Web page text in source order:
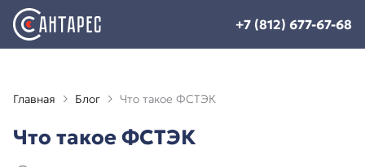
+7 (812) 677-67-68
Главная Блог Что такое ФСТЭК
Что такое ФСТЭК